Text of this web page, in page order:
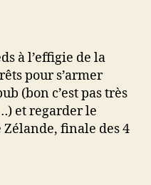
à l’effigie de la
pour s’armer
(bon c’est pas très
et regarder le
finale des 4